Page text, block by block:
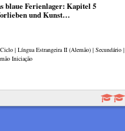
blaue Ferienlager: Kapitel 5
und Kunst…
| Língua Estrangeira II (Alemão) | Secundário |
Iniciação